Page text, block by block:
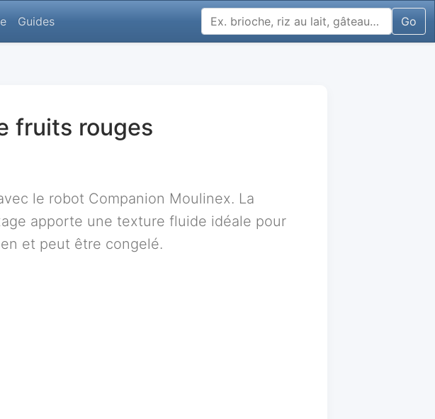
Guides Go
fruits rouges
le robot Companion Moulinex. La
apporte une texture fluide idéale pour
et peut être congelé.